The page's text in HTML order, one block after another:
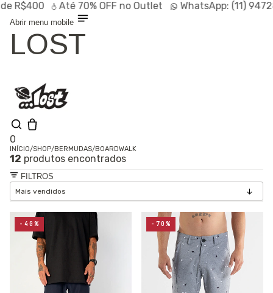
Até70% OFFno Outlet WhatsApp:(11) 94728-
Abrir menu mobile
LOST
0
Olá, visitante
Entrar /
Cadastrar
Shop
Linhas
Especiais
INÍCIO/SHOP/BERMUDAS/BOARDWALK
12 produtos encontrados
FILTROS
-40% -70%